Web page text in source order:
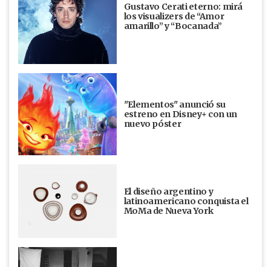
Gustavo Cerati eterno: mirá
los visualizers de “Amor
amarillo” y “Bocanada”
"Elementos" anunció su
estreno en Disney+ con un
nuevo póster
El diseño argentino y
latinoamericano conquista el
MoMa de Nueva York